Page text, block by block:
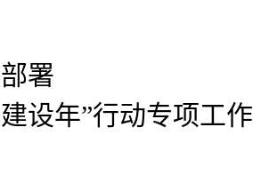
署
设年”行动专项工作